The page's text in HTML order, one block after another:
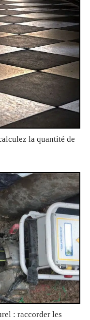
la quantité de
: raccorder les